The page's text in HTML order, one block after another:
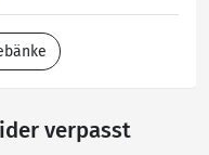
verpasst